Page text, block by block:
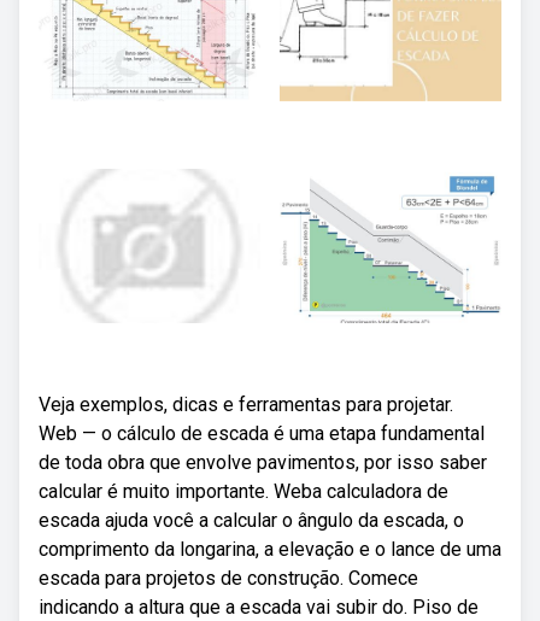
Veja exemplos, dicas e ferramentas para projetar.
Web — o cálculo de escada é uma etapa fundamental
de toda obra que envolve pavimentos, por isso saber
calcular é muito importante. Weba calculadora de
escada ajuda você a calcular o ângulo da escada, o
comprimento da longarina, a elevação e o lance de uma
escada para projetos de construção. Comece
indicando a altura que a escada vai subir do. Piso de